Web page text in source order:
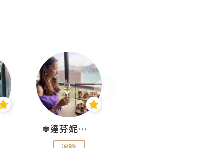
✾達芬妮•愛孩子•愛生活✾